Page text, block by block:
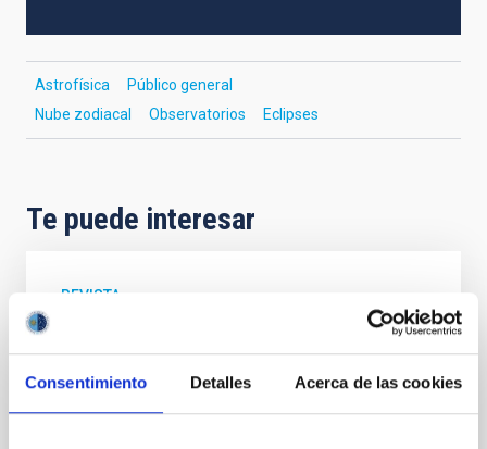
Consentimiento Detalles Acerca de las cookies
Astrofísica
Público general
Nube zodiacal
Observatorios Eclipses
Te puede interesar
REVISTA
Paralajes. La Astrofísica en La Palma
homenaje a la historia de la Astronomía en la isla de
La Palma a través de su revista monográfica